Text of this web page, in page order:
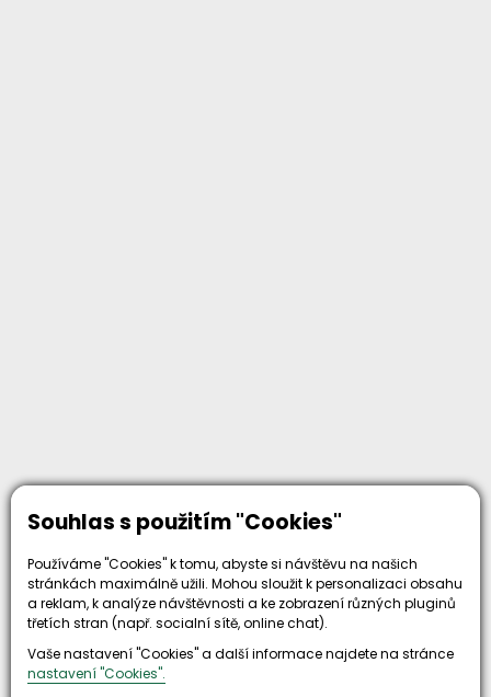
Souhlas s použitím "Cookies"
Používáme "Cookies" k tomu, abyste si návštěvu na našich
stránkách maximálně užili. Mohou sloužit k personalizaci obsahu
a reklam, k analýze návštěvnosti a ke zobrazení různých pluginů
třetích stran (např. socialní sítě, online chat).
Vaše nastavení "Cookies" a další informace najdete na stránce
nastavení "Cookies".
Proč zvolit nás